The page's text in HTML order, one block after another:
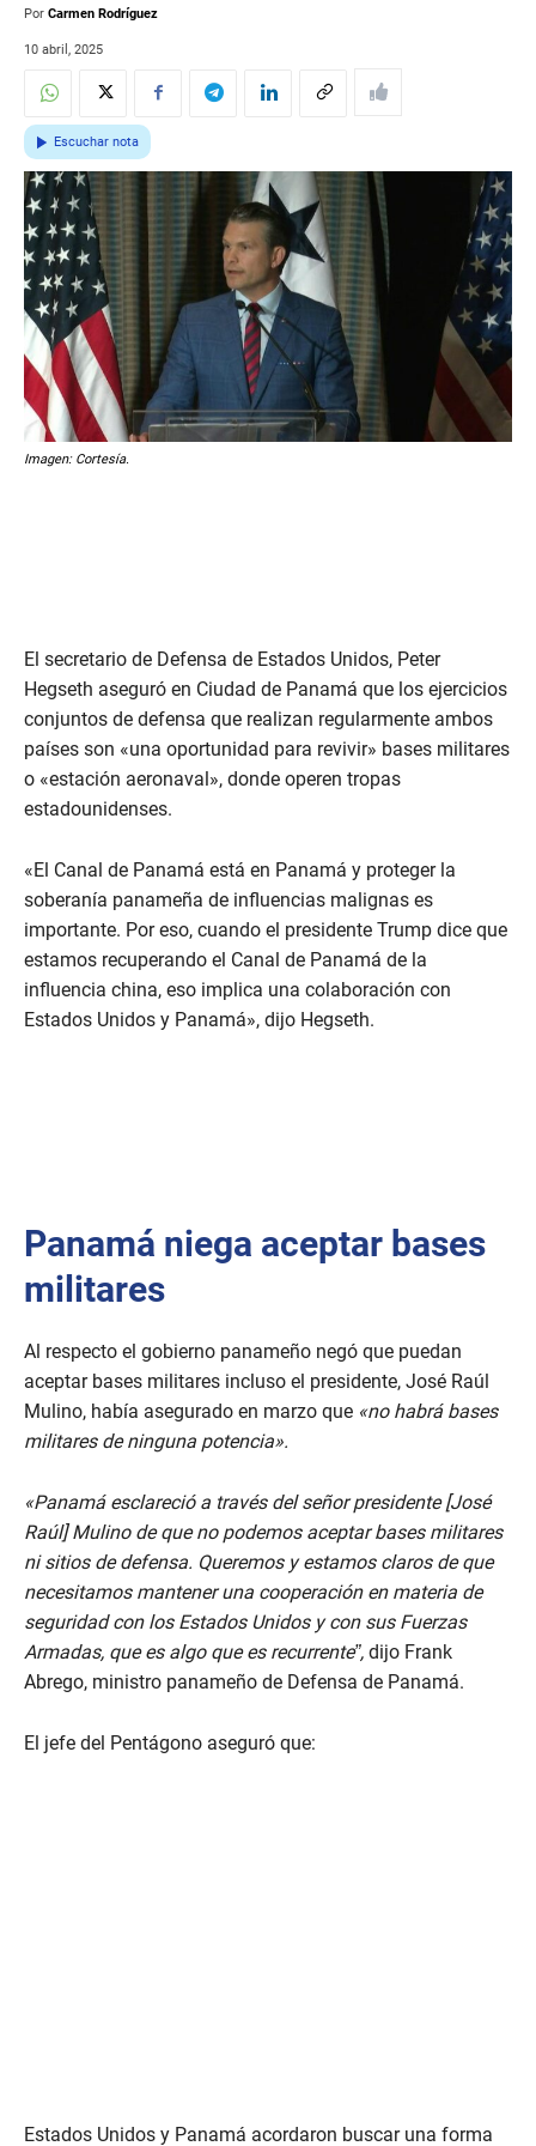
Por Carmen Rodríguez
10 abril, 2025
Escuchar nota
Imagen: Cortesía.
El secretario de Defensa de Estados Unidos, Peter
Hegseth aseguró en Ciudad de Panamá que los ejercicios
conjuntos de defensa que realizan regularmente ambos
países son «una oportunidad para revivir» bases militares
o «estación aeronaval», donde operen tropas
estadounidenses.
«El Canal de Panamá está en Panamá y proteger la
soberanía panameña de influencias malignas es
importante. Por eso, cuando el presidente Trump dice que
estamos recuperando el Canal de Panamá de la
influencia china, eso implica una colaboración con
Estados Unidos y Panamá», dijo Hegseth.
Panamá niega aceptar bases
militares
Al respecto el gobierno panameño negó que puedan
aceptar bases militares incluso el presidente, José Raúl
Mulino, había asegurado en marzo que «no habrá bases
militares de ninguna potencia».
«Panamá esclareció a través del señor presidente [José
Raúl] Mulino de que no podemos aceptar bases militares
ni sitios de defensa. Queremos y estamos claros de que
necesitamos mantener una cooperación en materia de
seguridad con los Estados Unidos y con sus Fuerzas
Armadas, que es algo que es recurrente”, dijo Frank
Abrego, ministro panameño de Defensa de Panamá.
El jefe del Pentágono aseguró que:
Estados Unidos y Panamá acordaron buscar una forma